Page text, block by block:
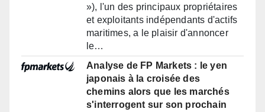
»), l'un des principaux propriétaires
et exploitants indépendants d'actifs
maritimes, a le plaisir d'annoncer
le…
Analyse de FP Markets : le yen
japonais à la croisée des
chemins alors que les marchés
s'interrogent sur son prochain